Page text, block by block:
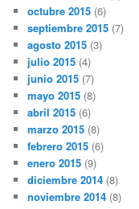
octubre 2015 (6)
septiembre 2015 (7)
agosto 2015 (3)
julio 2015 (4)
junio 2015 (7)
mayo 2015 (8)
abril 2015 (6)
marzo 2015 (8)
febrero 2015 (6)
enero 2015 (9)
diciembre 2014 (8)
noviembre 2014 (8)